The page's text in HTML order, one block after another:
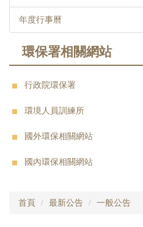
年度行事曆
環保署相關網站
行政院環保署
環境人員訓練所
國外環保相關網站
國內環保相關網站
首頁 最新公告 一般公告